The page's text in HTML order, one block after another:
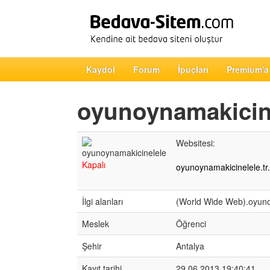
Kaydol Forum İpuçları
Kapalı
Websitesi:
İlgi alanları
(World Wide
Meslek
Öğrenci
Şehir
Antalya